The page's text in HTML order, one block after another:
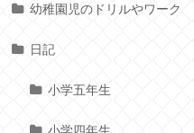
幼稚園児のドリルやワーク
日記
小学五年生
小学四年生